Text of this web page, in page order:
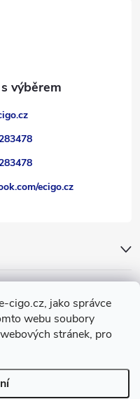
cigo.cz, jako správce
webu soubory
stránek, pro
ecigo.cz